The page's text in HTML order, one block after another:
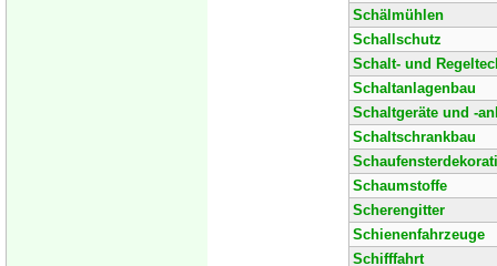
Schälmühlen
Schallschutz
Schalt- und
Schaltanlagenbau
Schaltgeräte und -
Schaltschrankbau
Schaumstoffe
Scherengitter
Schienenfahrzeuge
Schifffahrt